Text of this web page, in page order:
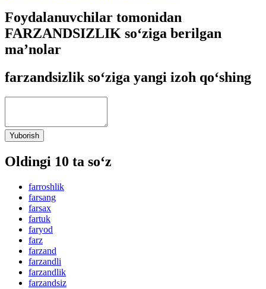
Foydalanuvchilar tomonidan
FARZANDSIZLIK so‘ziga berilgan
ma’nolar
farzandsizlik so‘ziga yangi izoh qo‘shing
Yuborish
Oldingi 10 ta so‘z
farroshlik
farsang
farsax
fartuk
faryod
farz
farzand
farzandli
farzandlik
farzandsiz